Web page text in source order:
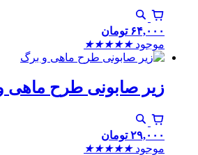
۶۴,۰۰۰ تومان
موجود ★
★
★
★
★
زیر صابونی طرح ماهی و
۲۹,۰۰۰ تومان
موجود ★
★
★
★
★